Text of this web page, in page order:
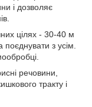
і дозволяє
цілях - 30-40 м
з усім.
речовини,
тракту і